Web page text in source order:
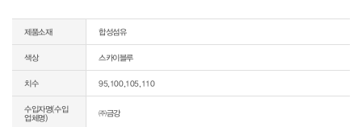
제품소재 합성섬유
색상 스카이블루
치수 95,100,105,110
수입자명(수입
업체명)
㈜금강